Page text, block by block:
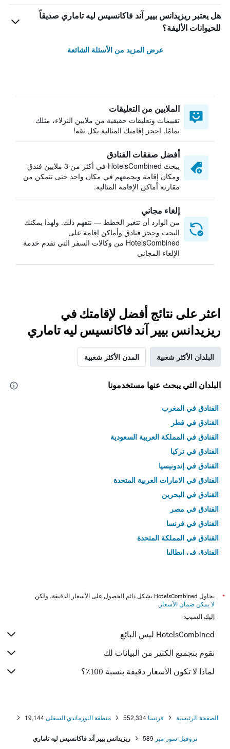
هل يعتبر ريزيدانس بيير آند فاكانسيس ليه تاماري صديقاً
للحيوانات الأليفة؟
عرض المزيد من الأسئلة الشائعة
الملايين من التعليقات
تقييمات وتعليقات حقيقية من ملايين النزلاء، مثلك
تمامًا. احجز إقامتك المثالية بكل ثقة!
أفضل صفقات الفنادق
يبحث HotelsCombined في أكثر من 3 ملايين فندق
ومكان إقامة ويجمعهم في مكان واحد حتى تتمكن من
مقارنة أماكن الإقامة المثالية.
إلغاء مجاني
من الوارد أن تتغير الخطط — نتفهم ذلك. ولهذا يمكنك
البحث وحجز فنادق وأماكن إقامة على
HotelsCombined من وكالات السفر التي تقدم خدمة
الإلغاء المجاني
اعثر على نتائج أفضل لإقامتك في
ريزيدانس بيير آند فاكانسيس ليه تاماري
البلدان الأكثر شعبية المدن الأكثر شعبية
البلدان التي يبحث عنها مستخدمونا
الفنادق في المغرب
الفنادق في قطر
الفنادق في المملكة العربية السعودية
الفنادق في تركيا
الفنادق في إندونيسيا
الفنادق في الامارات العربية المتحدة
الفنادق في البحرين
الفنادق في مصر
الفنادق في فرنسا
الفنادق في المملكة المتحدة
الفنادق في إيطاليا
*
يحاول HotelsCombined بشكل دائم الحصول على الأسعار الدقيقة، ولكن
لا يمكن ضمان الأسعار .
إليك السبب:
HotelsCombined ليس البائع
نقوم بتجميع الكثير من البيانات لك
لماذا لا تكون الأسعار دقيقة بنسبة 100٪؟
الصفحة الرئيسية فرنسا 552,334 منطقة النورماندي السفلى 19,144
تروفيل-سور-مير 589 ريزيدانس بيير آند فاكانسيس ليه تاماري